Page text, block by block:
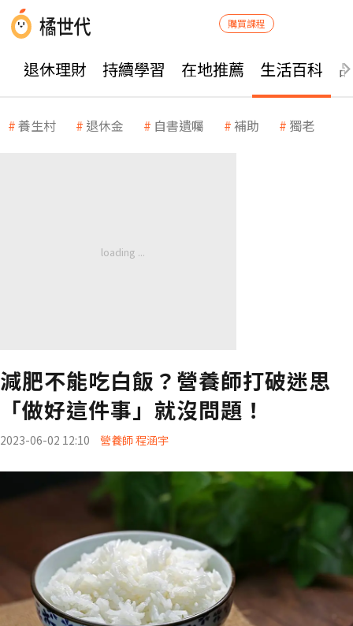
購買課程
退休理財 持續學習 在地推薦 生活百科
養生村 退休金 自書遺囑 補助 獨老
減肥不能吃白飯？營養師打破迷思
「做好這件事」就沒問題！
2023-06-02 12:10 營養師 程涵宇